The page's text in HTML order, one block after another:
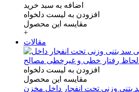
اضافه به سبد خرید
افزودن به لیست دلخواه
مقایسه این محصول
+
مقالات
افزودن به لیست دلخواه
مقایسه این محصول
بتنی وزنی تحت انفجار داخل مخزن